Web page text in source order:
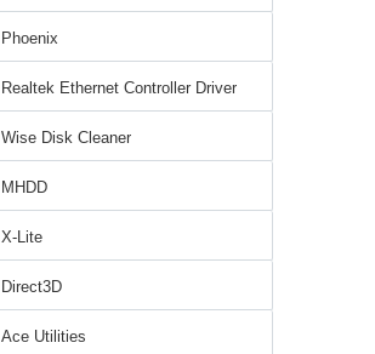
Phoenix
Realtek Ethernet Controller Driver
Wise Disk Cleaner
MHDD
X-Lite
Direct3D
Ace Utilities